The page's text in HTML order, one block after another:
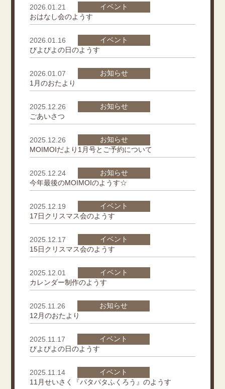
2026.01.21
イベント
おはなし会のようす
2026.01.16
イベント
ぴよぴよの日のようす
2026.01.07
お知らせ
1月のおたより
2025.12.26
お知らせ
ごあいさつ
2025.12.26
お知らせ
MOIMOIだより1月号とご予約について
2025.12.24
お知らせ
今年最後のMOIMOIのようす☆
2025.12.19
イベント
17日クリスマス会のようす
2025.12.17
イベント
15日クリスマス会のようす
2025.12.01
イベント
カレンダー制作のようす
2025.11.26
お知らせ
12月のおたより
2025.11.17
イベント
ぴよぴよの日のようす
2025.11.14
イベント
11月せいさく『パタパタふくろう』のようす